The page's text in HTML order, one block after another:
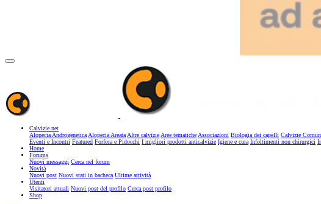
Calvizie.net
Alopecia AndrogeneticaAlopecia AreataAltre calvizieAree tematicheAssociazioni Biologia dei capelli Calvizie
Eventi e Incontri Featured Forfora e Pidocchi I migliori prodotti anticalvizie Igiene e cura Infoltimenti non chirurgici
Home
Forums
Nuovi messaggi Cerca nel forum
Novità
Nuovi post Nuovi stati in bacheca Ultime attività
Utenti
Visitatori attuali Nuovi post del profilo Cerca post profilo
Shop